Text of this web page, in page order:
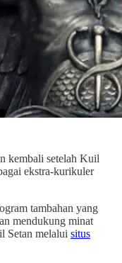
kembali setelah Kuil
ekstra-kurikuler
tambahan yang
mendukung minat
Setan melalui situs